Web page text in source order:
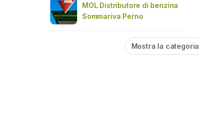
MOL Distributore di benzina
Sommariva Perno
Mostra la categoria